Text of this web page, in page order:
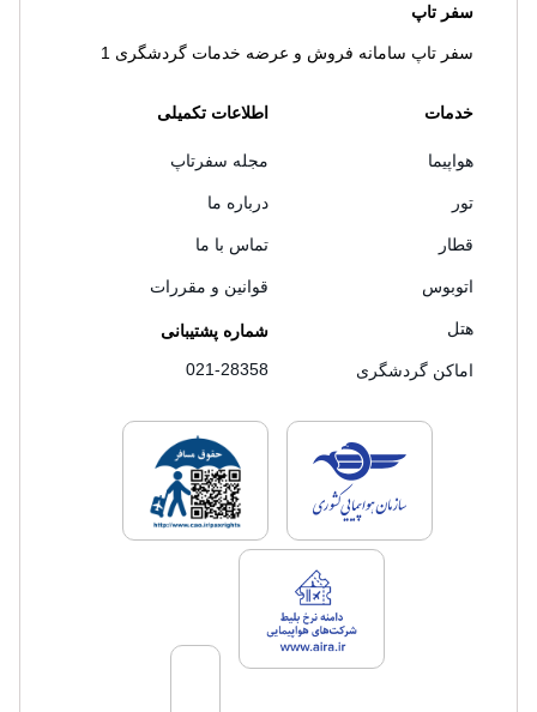
سفر تاپ
سفر تاپ سامانه فروش و عرضه خدمات گردشگری 1
خدمات
هواپیما
تور
قطار
اتوبوس
هتل
اماکن گردشگری
اطلاعات تکمیلی
مجله سفرتاپ
درباره ما
تماس با ما
قوانین و مقررات
شماره پشتیبانی
021-28358
لایسنس های فروش سفرتاپلایسنس های
لایسنس های فروش سفرتاپ